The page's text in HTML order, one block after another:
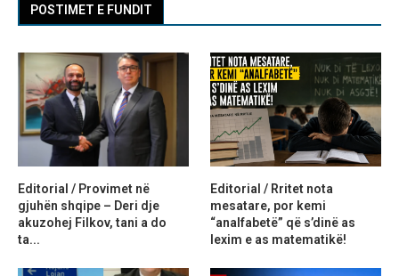
POSTIMET E FUNDIT
Editorial / Provimet në
gjuhën shqipe – Deri dje
akuzohej Filkov, tani a do
ta...
Editorial / Rritet nota
mesatare, por kemi
“analfabetë” që s’dinë as
lexim e as matematikë!